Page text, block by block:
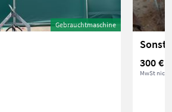
Gebrauchtmaschine
300 €
MwSt